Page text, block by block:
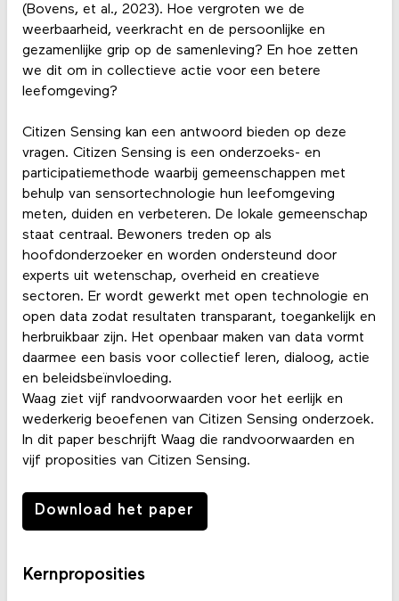
(Bovens, et al., 2023). Hoe vergroten we de
weerbaarheid, veerkracht en de persoonlijke en
gezamenlijke grip op de samenleving? En hoe zetten
we dit om in collectieve actie voor een betere
leefomgeving?
Citizen Sensing kan een antwoord bieden op deze
vragen. Citizen Sensing is een onderzoeks- en
participatiemethode waarbij gemeenschappen met
behulp van sensortechnologie hun leefomgeving
meten, duiden en verbeteren. De lokale gemeenschap
staat centraal. Bewoners treden op als
hoofdonderzoeker en worden ondersteund door
experts uit wetenschap, overheid en creatieve
sectoren. Er wordt gewerkt met open technologie en
open data zodat resultaten transparant, toegankelijk en
herbruikbaar zijn. Het openbaar maken van data vormt
daarmee een basis voor collectief leren, dialoog, actie
en beleidsbeïnvloeding.
Waag ziet vijf randvoorwaarden voor het eerlijk en
wederkerig beoefenen van Citizen Sensing onderzoek.
In dit paper beschrijft Waag die randvoorwaarden en
vijf proposities van Citizen Sensing.
Download het paper
Kernproposities